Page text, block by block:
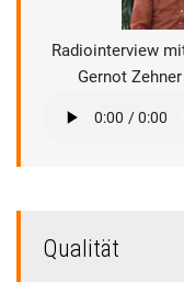
Radiointerview
Gernot
Qualität